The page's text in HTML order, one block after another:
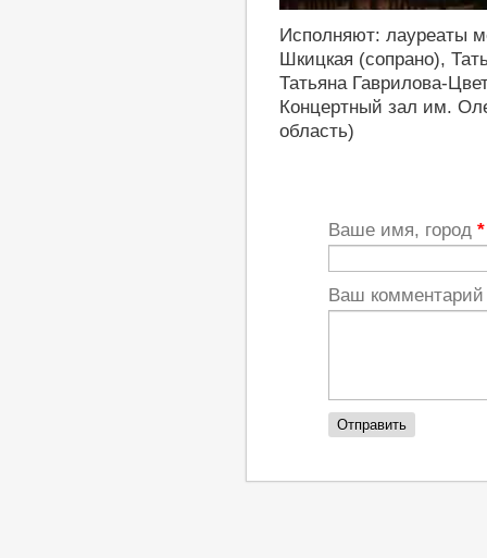
Исполняют: лауреаты
Шкицкая (сопрано),
Татьяна Гаврилова-
Концертный зал им.
область)
Ваше имя, город *
Ваш